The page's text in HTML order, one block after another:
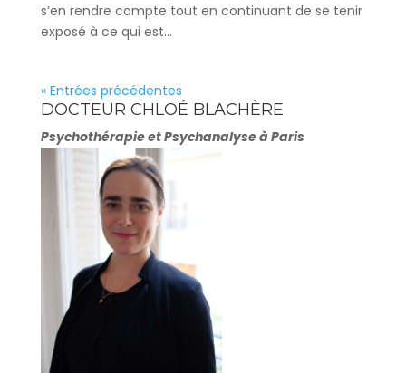
s’en rendre compte tout en continuant de se tenir
exposé à ce qui est...
« Entrées précédentes
DOCTEUR CHLOÉ BLACHÈRE
Psychothérapie et Psychanalyse à Paris